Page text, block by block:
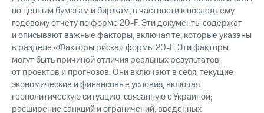
по ценным бумагам и биржам, в частности к последнему
годовому отчету по форме 20-F. Эти документы содержат
и описывают важные факторы, включая те, которые указаны
в разделе «Факторы риска» формы 20-F. Эти факторы
могут быть причиной отличия реальных результатов
от проектов и прогнозов. Они включают в себя: текущие
экономические и финансовые условия, включая
геополитическую ситуацию, связанную с Украиной;
расширение санкций и ограничений, введенных